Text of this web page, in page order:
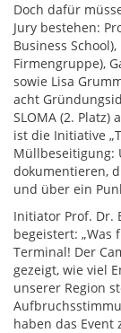
Doch dafür
Jury bestehen:
Business
Firmengruppe),
sowie Lisa
acht
SLOMA (2. Platz)
ist die Initiative
Müllbeseitigung:
dokumentieren,
und über ein
Initiator Prof. Dr.
begeistert: „Was
Terminal! Der
gezeigt, wie viel
unserer Region
haben das Event